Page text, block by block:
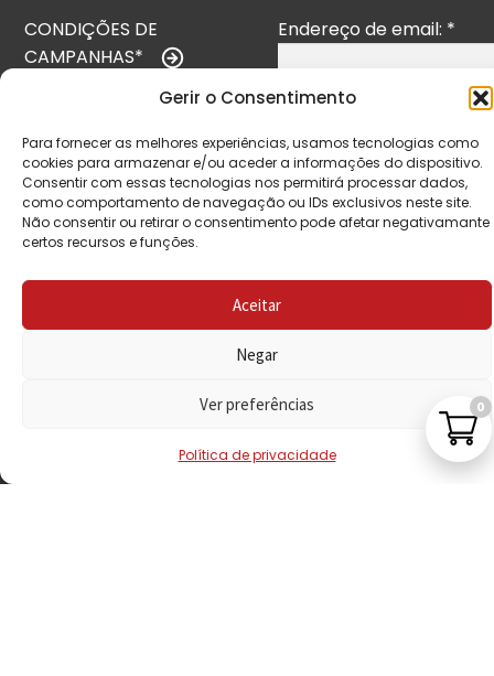
Gerir o Consentimento
Para fornecer as melhores experiências, usamos tecnologias como
cookies para armazenar e/ou aceder a informações do dispositivo.
Consentir com essas tecnologias nos permitirá processar dados,
como comportamento de navegação ou IDs exclusivos neste site.
Não consentir ou retirar o consentimento pode afetar negativamante
certos recursos e funções.
Aceitar
Negar
Ver preferências
Política de privacidade
CONDIÇÕES DE
CAMPANHAS*
POLÍTICA DE
PRIVACIDADE
POLÍTICA DE
REEMBOLSO
LIVRO DE
Endereço de email: *
0